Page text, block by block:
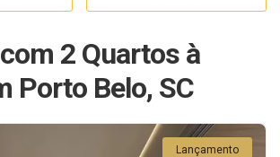
2 Quartos à
Porto Belo, SC
Lançamento